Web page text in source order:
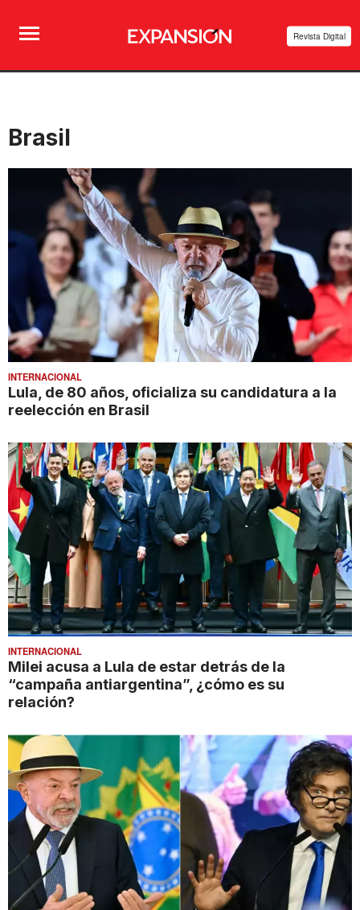
Revista Digital
Brasil
INTERNACIONAL
Lula, de 80 años, oficializa su candidatura a la
reelección en Brasil
INTERNACIONAL
Milei acusa a Lula de estar detrás de la
“campaña antiargentina”, ¿cómo es su
relación?